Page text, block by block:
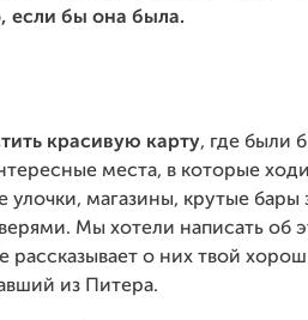
если бы она была.
красивую карту, где были
места, в которые
улочки, магазины, крутые бары
Мы хотели написать об
рассказывает о них твой
из Питера.